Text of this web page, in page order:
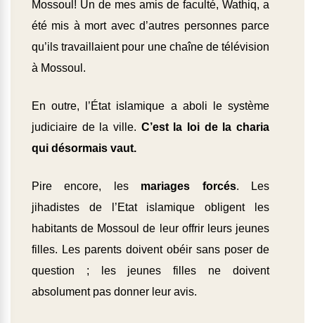
Mossoul! Un de mes amis de faculté, Wathiq, a
été mis à mort avec d’autres personnes parce
qu’ils travaillaient pour une chaîne de télévision
à Mossoul.
En outre, l’État islamique a aboli le système
judiciaire de la ville. C’est la loi de la charia
qui désormais vaut.
Pire encore, les mariages forcés. Les
jihadistes de l’Etat islamique obligent les
habitants de Mossoul de leur offrir leurs jeunes
filles. Les parents doivent obéir sans poser de
question ; les jeunes filles ne doivent
absolument pas donner leur avis.